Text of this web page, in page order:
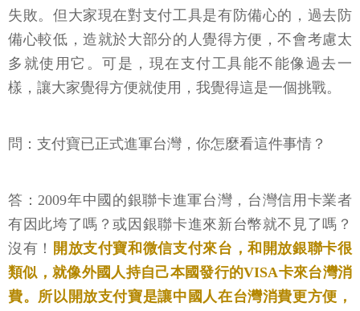
失敗。但大家現在對支付工具是有防備心的，過去防
備心較低，造就於大部分的人覺得方便，不會考慮太
多就使用它。可是，現在支付工具能不能像過去一
樣，讓大家覺得方便就使用，我覺得這是一個挑戰。
問：支付寶已正式進軍台灣，你怎麼看這件事情？
答：2009年中國的銀聯卡進軍台灣，台灣信用卡業者
有因此垮了嗎？或因銀聯卡進來新台幣就不見了嗎？
沒有！ 開放支付寶和微信支付來台，和開放銀聯卡很
類似，就像外國人持自己本國發行的VISA卡來台灣消
費。所以開放支付寶是讓中國人在台灣消費更方便，